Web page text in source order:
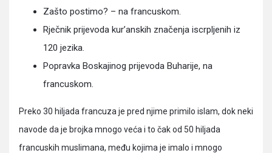
Zašto postimo? – na francuskom.
Rječnik prijevoda kur’anskih značenja iscrpljenih iz
120 jezika.
Popravka Boskajinog prijevoda Buharije, na
francuskom.
Preko 30 hiljada francuza je pred njime primilo islam, dok neki
navode da je brojka mnogo veća i to čak od 50 hiljada
francuskih muslimana, među kojima je imalo i mnogo